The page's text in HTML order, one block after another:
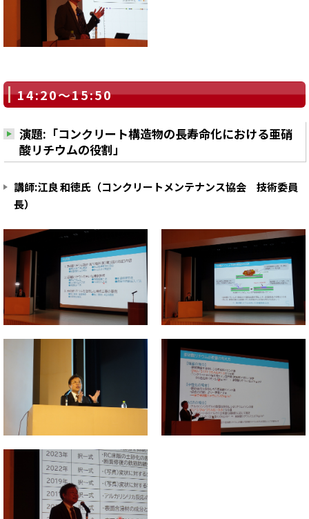
14:20～15:50
演題:「コンクリート構造物の長寿命化における亜硝
酸リチウムの役割」
講師:江良 和徳氏（コンクリートメンテナンス協会 技術委員
長）